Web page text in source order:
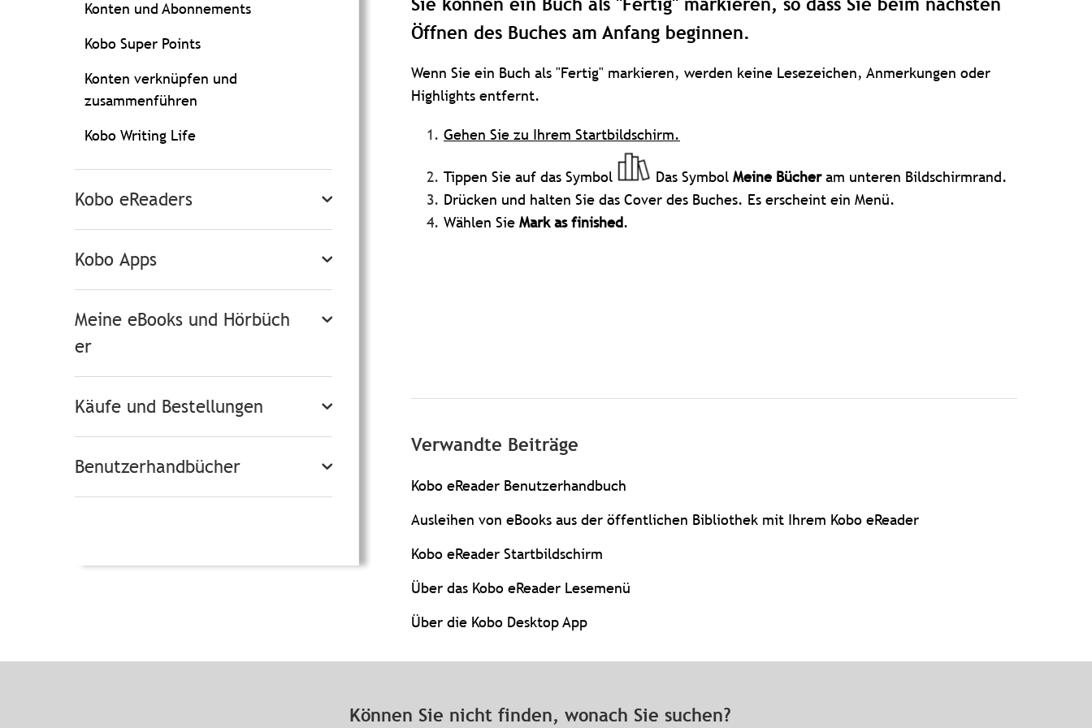
Konten und Abonnements
Kobo Super Points
Konten verknüpfen und
zusammenführen
Kobo Writing Life
Kobo eReaders
Kobo Apps
Meine eBooks und Hörbüch
er
Käufe und Bestellungen
Benutzerhandbücher
Sie können ein Buch als "Fertig" markieren, so dass Sie beim nächsten
Öffnen des Buches am Anfang beginnen.
Wenn Sie ein Buch als "Fertig" markieren, werden keine Lesezeichen, Anmerkungen oder
Highlights entfernt.
Gehen Sie zu Ihrem Startbildschirm.
Tippen Sie auf das Symbol Das Symbol Meine Bücheram unteren Bildschirmrand.
Drücken und halten Sie das Cover des Buches. Es erscheint ein Menü.
Wählen Sie Mark as finished.
Verwandte Beiträge
Kobo eReader Benutzerhandbuch
Ausleihen von eBooks aus der öffentlichen Bibliothek mit Ihrem Kobo eReader
Kobo eReader Startbildschirm
Über das Kobo eReader Lesemenü
Über die Kobo Desktop App
Können Sie nicht finden, wonach Sie suchen?